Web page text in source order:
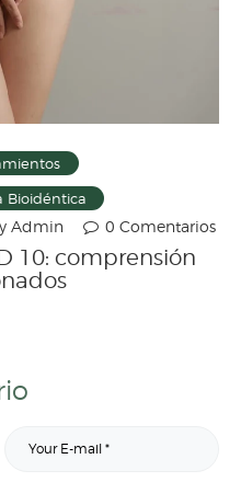
Bioidéntica
Admin 0 Comentarios
10: comprensión